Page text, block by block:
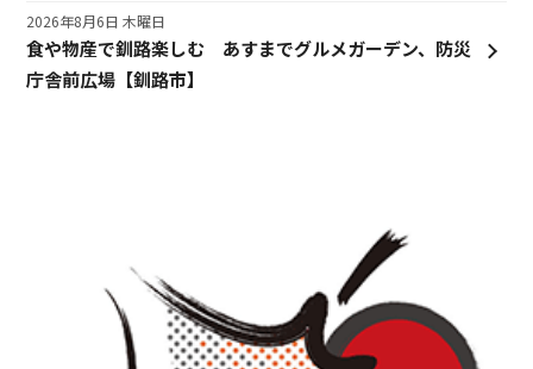
食や物産で釧路楽しむ あすまでグルメガーデン、防災
庁舎前広場【釧路市】
2026年8月6日 木曜日